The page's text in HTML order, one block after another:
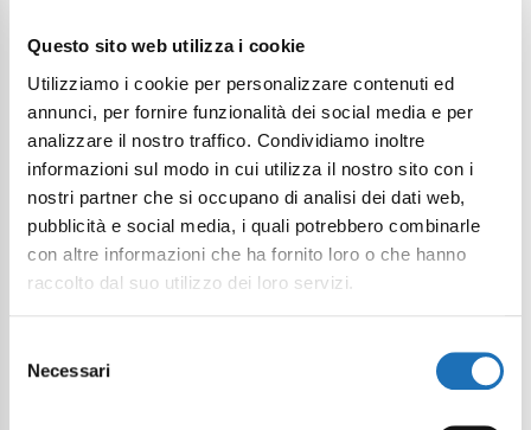
Questo sito web utilizza i cookie
Utilizziamo i cookie per personalizzare contenuti ed
annunci, per fornire funzionalità dei social media e per
analizzare il nostro traffico. Condividiamo inoltre
informazioni sul modo in cui utilizza il nostro sito con i
nostri partner che si occupano di analisi dei dati web,
pubblicità e social media, i quali potrebbero combinarle
con altre informazioni che ha fornito loro o che hanno
raccolto dal suo utilizzo dei loro servizi.
delNecessari
Desidero iscrivermi alla newsletter*
Acconsento al trattamento dei dati
personali come definito all'interno
dellaPrivacy Policy*